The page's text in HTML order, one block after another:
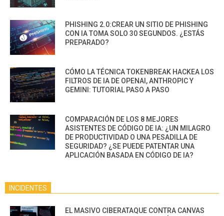
PHISHING 2.0:CREAR UN SITIO DE PHISHING
CON IA TOMA SOLO 30 SEGUNDOS. ¿ESTÁS
PREPARADO?
CÓMO LA TÉCNICA TOKENBREAK HACKEA LOS
FILTROS DE IA DE OPENAI, ANTHROPIC Y
GEMINI: TUTORIAL PASO A PASO
COMPARACIÓN DE LOS 8 MEJORES
ASISTENTES DE CÓDIGO DE IA: ¿UN MILAGRO
DE PRODUCTIVIDAD O UNA PESADILLA DE
SEGURIDAD? ¿SE PUEDE PATENTAR UNA
APLICACIÓN BASADA EN CÓDIGO DE IA?
INCIDENTES
EL MASIVO CIBERATAQUE CONTRA CANVAS